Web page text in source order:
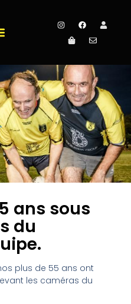
ans sous
du
plus de 55 ans ont
les caméras du